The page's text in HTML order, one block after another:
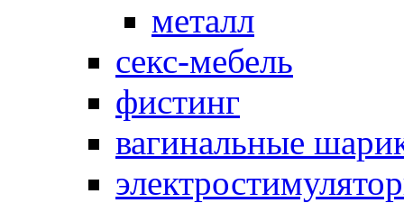
металл
секс-мебель
фистинг
вагинальные